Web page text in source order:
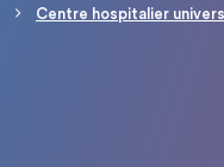
Centre hospitalier